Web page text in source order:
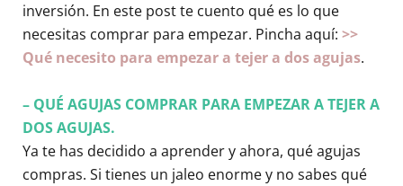
inversión. En este post te cuento qué es lo que
necesitas comprar para empezar. Pincha aquí: >>
Qué necesito para empezar a tejer a dos agujas.
– QUÉ AGUJAS COMPRAR PARA EMPEZAR A TEJER A
DOS AGUJAS.
Ya te has decidido a aprender y ahora, qué agujas
compras. Si tienes un jaleo enorme y no sabes qué